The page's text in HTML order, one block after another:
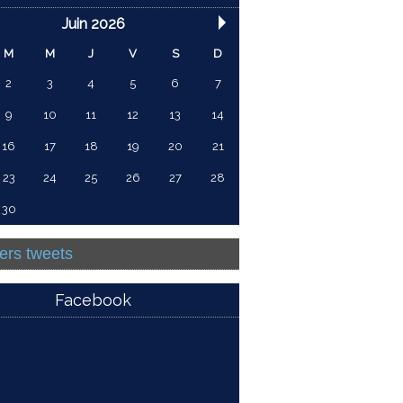
Juin 2026
M M J V S D
2 3 4 5 6 7
9 10 11 12 13 14
16 17 18 19 20 21
23 24 25 26 27 28
30
tweets
Facebook